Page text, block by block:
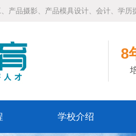
产品摄影、产品模具设计、会计、学历
8
学校介绍